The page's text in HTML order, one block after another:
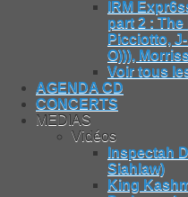
IRM
part 2 :
Picciotto,
O))),
Voir tous
AGENDA CD
CONCERTS
MEDIAS
Vidéos
Inspectah
Siahlaw)
King